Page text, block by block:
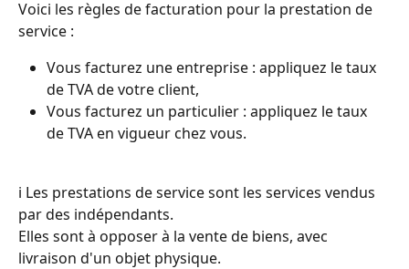
Voici les règles de facturation pour la prestation de
service :
Vous facturez une entreprise : appliquez le taux
de TVA de votre client,
Vous facturez un particulier : appliquez le taux
de TVA en vigueur chez vous.
ℹ️ Les prestations de service sont les services vendus
par des indépendants.
Elles sont à opposer à la vente de biens, avec
livraison d'un objet physique.